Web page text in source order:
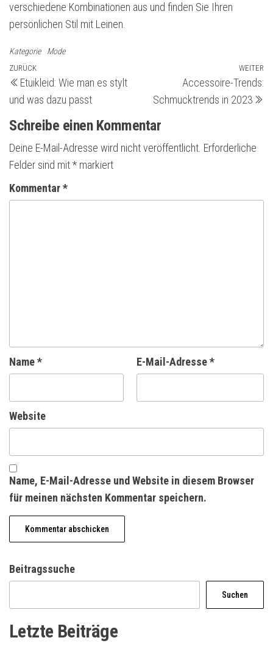
verschiedene Kombinationen aus und finden Sie Ihren
persönlichen Stil mit Leinen.
Kategorie Mode
Beitragsnavigation
Vorheriger
Beitrag
ZURÜCK
Etuikleid: Wie man es stylt
und was dazu passt
WEITER
Accessoire-Trends:
Schmucktrends in 2023
Schreibe einen Kommentar
Deine E-Mail-Adresse wird nicht veröffentlicht. Erforderliche
Felder sind mit* markiert
Kommentar*
Name* E-Mail-Adresse*
Website
Name, E-Mail-Adresse und Website in diesem Browser
für meinen nächsten Kommentar speichern.
Beitragssuche
Suchen
Letzte Beiträge